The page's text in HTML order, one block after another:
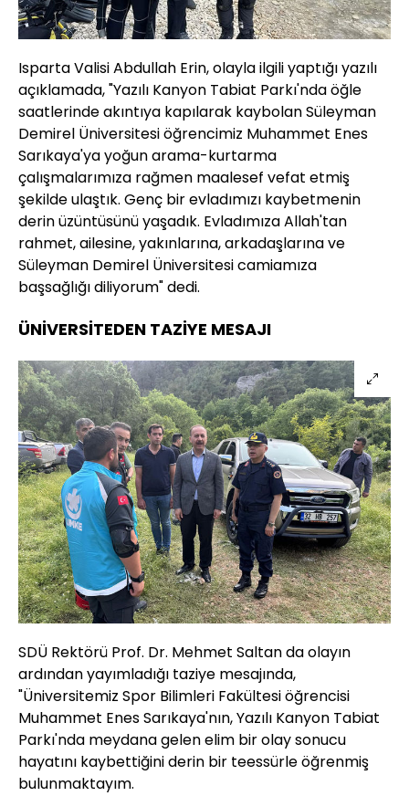
Isparta Valisi Abdullah Erin, olayla ilgili yaptığı yazılı
açıklamada, "Yazılı Kanyon Tabiat Parkı'nda öğle
saatlerinde akıntıya kapılarak kaybolan Süleyman
Demirel Üniversitesi öğrencimiz Muhammet Enes
Sarıkaya'ya yoğun arama-kurtarma
çalışmalarımıza rağmen maalesef vefat etmiş
şekilde ulaştık. Genç bir evladımızı kaybetmenin
derin üzüntüsünü yaşadık. Evladımıza Allah'tan
rahmet, ailesine, yakınlarına, arkadaşlarına ve
Süleyman Demirel Üniversitesi camiamıza
başsağlığı diliyorum" dedi.
ÜNİVERSİTEDEN TAZİYE MESAJI
SDÜ Rektörü Prof. Dr. Mehmet Saltan da olayın
ardından yayımladığı taziye mesajında,
"Üniversitemiz Spor Bilimleri Fakültesi öğrencisi
Muhammet Enes Sarıkaya'nın, Yazılı Kanyon Tabiat
Parkı'nda meydana gelen elim bir olay sonucu
hayatını kaybettiğini derin bir teessürle öğrenmiş
bulunmaktayım.